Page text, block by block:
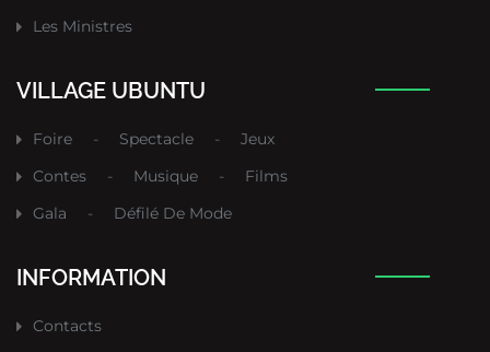
Les Ministres
VILLAGE UBUNTU
Foire - Spectacle -
Jeux
Contes
- Musique -
Films
Gala
- Défilé De Mode
INFORMATION
Contacts